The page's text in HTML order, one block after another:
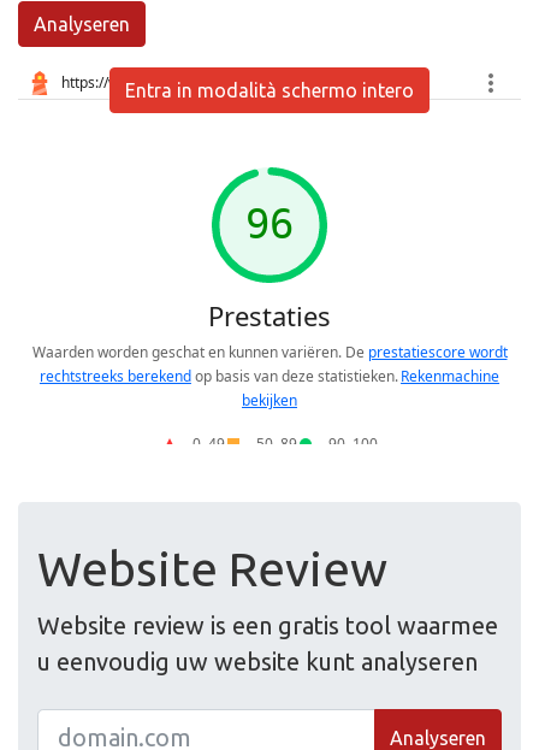
Analyseren
Entra in modalità schermo intero
Website Review
Website review is een gratis tool waarmee
u eenvoudig uw website kunt analyseren
Analyseren